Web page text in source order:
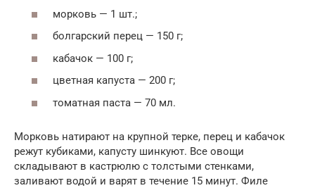
морковь — 1 шт.;
болгарский перец — 150 г;
кабачок — 100 г;
цветная капуста — 200 г;
томатная паста — 70 мл.
Морковь натирают на крупной терке, перец и кабачок
режут кубиками, капусту шинкуют. Все овощи
складывают в кастрюлю с толстыми стенками,
заливают водой и варят в течение 15 минут. Филе